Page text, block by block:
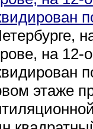
на 12-
этаже